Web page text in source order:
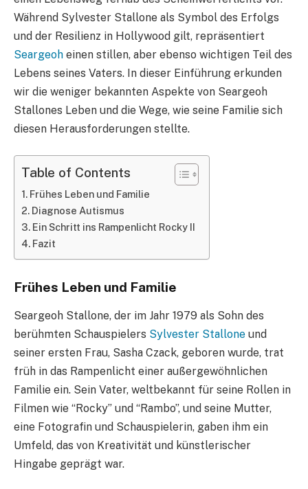
Während Sylvester Stallone als Symbol des Erfolgs
und der Resilienz in Hollywood gilt, repräsentiert
Seargeoh einen stillen, aber ebenso wichtigen Teil des
Lebens seines Vaters. In dieser Einführung erkunden
wir die weniger bekannten Aspekte von Seargeoh
Stallones Leben und die Wege, wie seine Familie sich
diesen Herausforderungen stellte.
Table of Contents
Frühes Leben und Familie
Diagnose Autismus
Ein Schritt ins Rampenlicht Rocky II
Fazit
Frühes Leben und Familie
Seargeoh Stallone, der im Jahr 1979 als Sohn des
berühmten Schauspielers Sylvester Stallone und
seiner ersten Frau, Sasha Czack, geboren wurde, trat
früh in das Rampenlicht einer außergewöhnlichen
Familie ein. Sein Vater, weltbekannt für seine Rollen in
Filmen wie “Rocky” und “Rambo”, und seine Mutter,
eine Fotografin und Schauspielerin, gaben ihm ein
Umfeld, das von Kreativität und künstlerischer
Hingabe geprägt war.